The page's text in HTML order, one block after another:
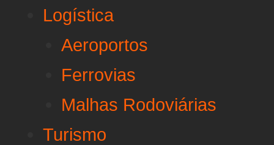
Logística
Aeroportos
Ferrovias
Malhas Rodoviárias
Turismo